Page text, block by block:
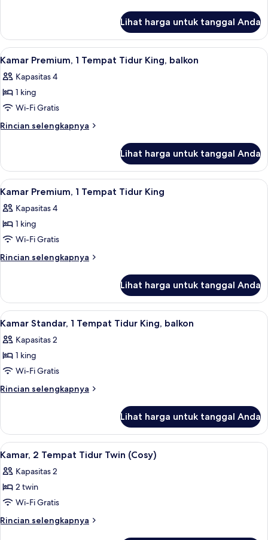
King
(Cosy)
Kamar,
Tempat
King
(Cosy)
Lihat harga untuk tanggal Anda
Lihat
semua
foto
untuk
Kamar
Premium,
Tidur
King,
balkon
Brankas, meja kerja, ruang kerja
1
Kamar Premium, 1 Tempat Tidur King, balkon
Kapasitas 4
1 king
Wi-Fi Gratis
Rincian selengkapnya
Rincian
Kamar
Premium,
1
Tidur
King,
Lihat harga untuk tanggal Anda
Lihat
semua
foto
untuk
Kamar
Premium,
Tidur
King
Kamar Premium, 1 Tempat Tidur
6
Kamar Premium, 1 Tempat Tidur King
Kapasitas 4
1 king
Wi-Fi Gratis
Rincian selengkapnya
Rincian
Kamar
Premium,
1
Tidur
King
Lihat harga untuk tanggal Anda
Lihat
semua
foto
untuk
Kamar
Standar,
Tidur
King,
balkon
Kamar Standar, 1 Tempat Tidur
6
Kamar Standar, 1 Tempat Tidur King, balkon
Kapasitas 2
1 king
Wi-Fi Gratis
Rincian selengkapnya
Rincian
Kamar
Standar,
1
Tidur
King,
Lihat harga untuk tanggal Anda
Lihat
semua
foto
untuk
Kamar,
2
Kamar, 2 Tempat Tidur Twin (Cosy)
3
Kamar, 2 Tempat Tidur Twin (Cosy)
Kapasitas 2
2 twin
Wi-Fi Gratis
Rincian selengkapnya
Rincian